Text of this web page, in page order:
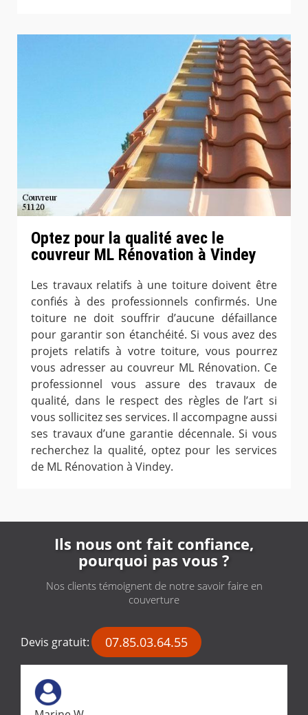
Optez pour la qualité avec le
couvreur ML Rénovation à Vindey
Les travaux relatifs à une toiture doivent être
confiés à des professionnels confirmés. Une
toiture ne doit souffrir d’aucune défaillance
pour garantir son étanchéité. Si vous avez des
projets relatifs à votre toiture, vous pourrez
vous adresser au couvreur ML Rénovation. Ce
professionnel vous assure des travaux de
qualité, dans le respect des règles de l’art si
vous sollicitez ses services. Il accompagne aussi
ses travaux d’une garantie décennale. Si vous
recherchez la qualité, optez pour les services
de ML Rénovation à Vindey.
Ils nous ont fait confiance,
pourquoi pas vous ?
Nos clients témoignent de notre savoir faire en
couverture
Devis gratuit: 07.85.03.64.55